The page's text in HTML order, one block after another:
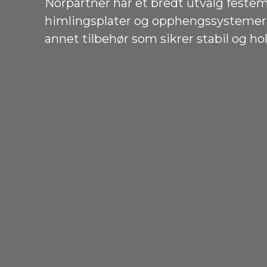
Norpartner har et bredt utvalg
himlingsplater og
annet tilbehør som sikrer stabil og